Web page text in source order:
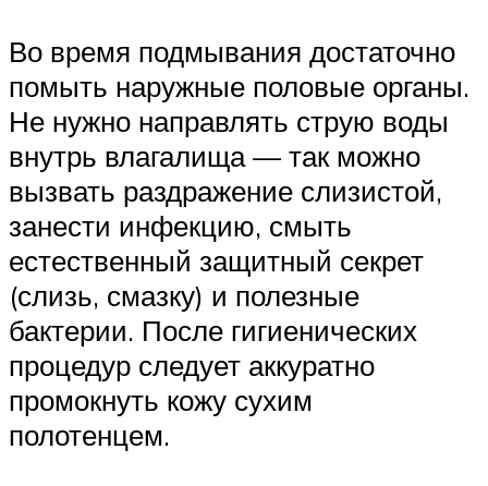
Во время подмывания достаточно
помыть наружные половые органы.
Не нужно направлять струю воды
внутрь влагалища — так можно
вызвать раздражение слизистой,
занести инфекцию, смыть
естественный защитный секрет
(слизь, смазку) и полезные
бактерии. После гигиенических
процедур следует аккуратно
промокнуть кожу сухим
полотенцем.